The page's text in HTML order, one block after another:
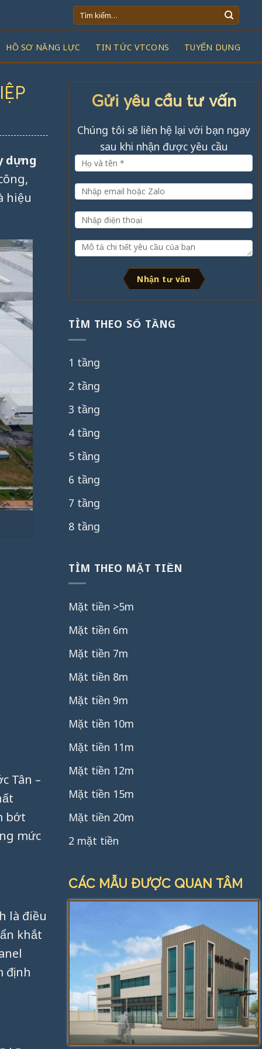
Tìm
kiếm:
HỒ SƠ NĂNG LỰC TIN TỨC VTCONS TUYỂN DỤNG
dựng
hiệu
Tân –
bớt
mức
là điều
khắt
định
Gửi yêu cầu tư vấn
Chúng tôi sẽ liên hệ lại với bạn ngay
sau khi nhận được yêu cầu
Nhận tư vấn
TÌM THEO SỐ TẦNG
1 tầng
2 tầng
3 tầng
4 tầng
5 tầng
6 tầng
7 tầng
8 tầng
TÌM THEO MẶT TIỀN
Mặt tiền >5m
Mặt tiền 6m
Mặt tiền 7m
Mặt tiền 8m
Mặt tiền 9m
Mặt tiền 10m
Mặt tiền 11m
Mặt tiền 12m
Mặt tiền 15m
Mặt tiền 20m
2 mặt tiền
CÁC MẪU ĐƯỢC QUAN TÂM